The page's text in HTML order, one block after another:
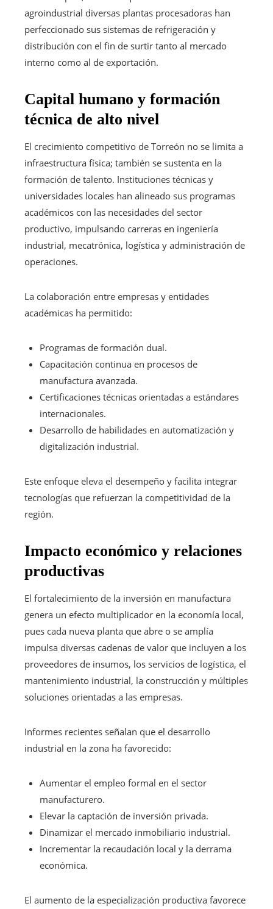
agroindustrial diversas plantas procesadoras han
perfeccionado sus sistemas de refrigeración y
distribución con el fin de surtir tanto al mercado
interno como al de exportación.
Capital humano y formación
técnica de alto nivel
El crecimiento competitivo de Torreón no se limita a
infraestructura física; también se sustenta en la
formación de talento. Instituciones técnicas y
universidades locales han alineado sus programas
académicos con las necesidades del sector
productivo, impulsando carreras en ingeniería
industrial, mecatrónica, logística y administración de
operaciones.
La colaboración entre empresas y entidades
académicas ha permitido:
Programas de formación dual.
Capacitación continua en procesos de
manufactura avanzada.
Certificaciones técnicas orientadas a estándares
internacionales.
Desarrollo de habilidades en automatización y
digitalización industrial.
Este enfoque eleva el desempeño y facilita integrar
tecnologías que refuerzan la competitividad de la
región.
Impacto económico y relaciones
productivas
El fortalecimiento de la inversión en manufactura
genera un efecto multiplicador en la economía local,
pues cada nueva planta que abre o se amplía
impulsa diversas cadenas de valor que incluyen a los
proveedores de insumos, los servicios de logística, el
mantenimiento industrial, la construcción y múltiples
soluciones orientadas a las empresas.
Informes recientes señalan que el desarrollo
industrial en la zona ha favorecido:
Aumentar el empleo formal en el sector
manufacturero.
Elevar la captación de inversión privada.
Dinamizar el mercado inmobiliario industrial.
Incrementar la recaudación local y la derrama
económica.
El aumento de la especialización productiva favorece